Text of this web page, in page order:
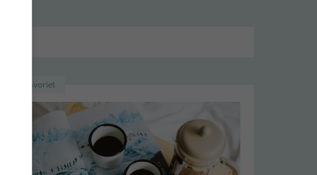
Favoriet